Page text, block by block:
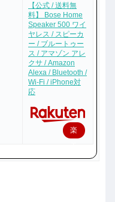
【公式 / 送料無
料】 Bose Home
Speaker 500 ワイ
ヤレス / スピーカ
ー / ブルートゥー
ス / アマゾン アレ
クサ / Amazon
Alexa / Bluetooth /
Wi-Fi / iPhone対
応
楽